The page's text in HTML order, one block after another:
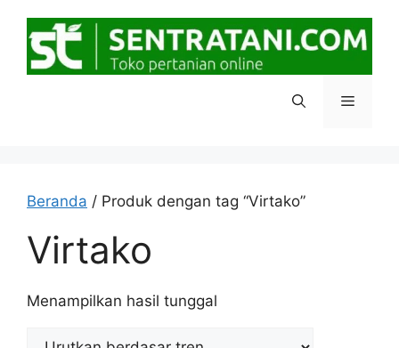
Menu
Beranda / Produk dengan tag “Virtako”
Virtako
Menampilkan hasil tunggal